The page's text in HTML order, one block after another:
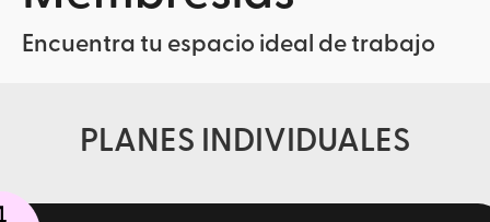
Encuentra tu espacio ideal de trabajo
PLANES INDIVIDUALES